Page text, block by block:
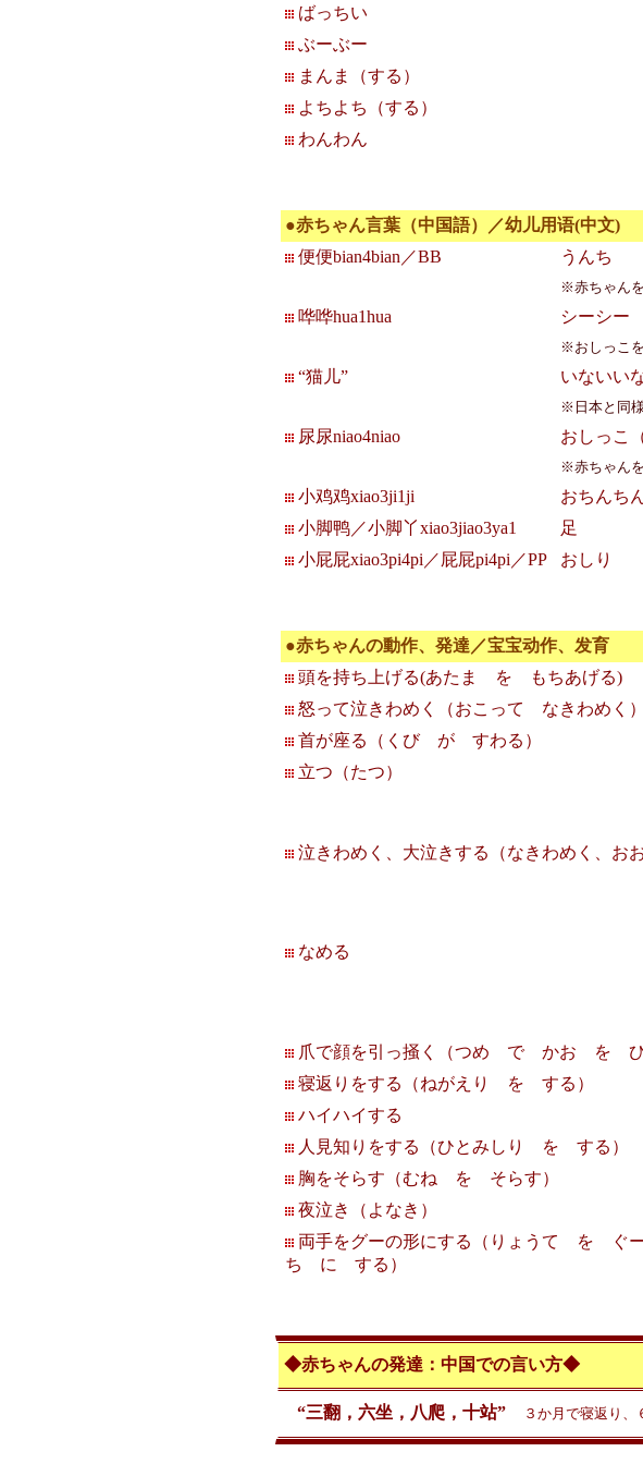
ばっちい
ぶーぶー
まんま（する）
よちよち（する）
わんわん
●赤ちゃん言葉（中国語）／幼儿用语(中文)
便便bian4bian／BB
うんち
※赤ちゃん
哗哗hua1hua シーシー
※おしっこ
“猫儿” いないい
※日本と同
尿尿niao4niao おしっこ
※赤ちゃん
小鸡鸡xiao3ji1ji
おちんち
小脚鸭／小脚丫xiao3jiao3ya1
足
小屁屁xiao3pi4pi／屁屁pi4pi／PP
おしり
●赤ちゃんの動作、発達／宝宝动作、发育
頭を持ち上げる(あたま を もちあげる)
怒って泣きわめく（おこって なきわめく）
首が座る（くび が すわる）
立つ（たつ）
泣きわめく、大泣きする（なきわめく、おお
なめる
爪で顔を引っ掻く（つめ で かお を
寝返りをする（ねがえり を する）
ハイハイする
人見知りをする（ひとみしり を する）
胸をそらす（むね を そらす）
夜泣き（よなき）
両手をグーの形にする（りょうて を
ち に する）
◆赤ちゃんの発達：中国での言い方◆
“三翻，六坐，八爬，十站” ３か月で寝返り、